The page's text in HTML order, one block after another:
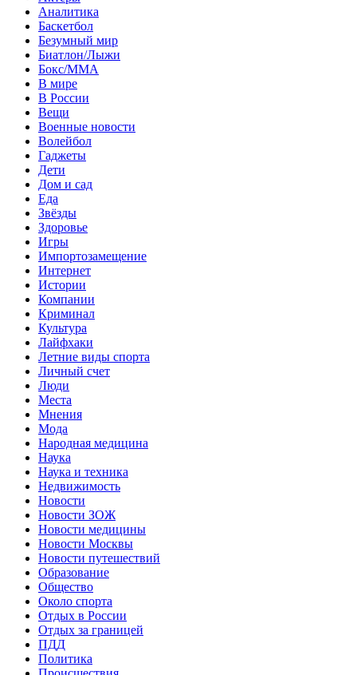
Аналитика
Баскетбол
Безумный мир
Биатлон/Лыжи
Бокс/MMA
В мире
В России
Вещи
Военные новости
Волейбол
Гаджеты
Дети
Дом и сад
Еда
Звёзды
Здоровье
Игры
Импортозамещение
Интернет
Истории
Компании
Криминал
Культура
Лайфхаки
Летние виды спорта
Личный счет
Люди
Места
Мнения
Мода
Народная медицина
Наука
Наука и техника
Недвижимость
Новости
Новости ЗОЖ
Новости медицины
Новости Москвы
Новости путешествий
Образование
Общество
Около спорта
Отдых в России
Отдых за границей
ПДД
Политика